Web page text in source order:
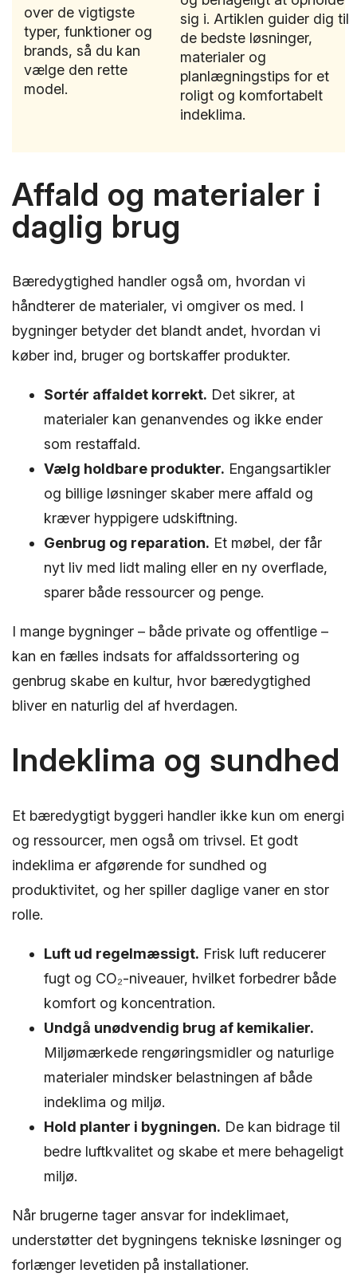
over de vigtigste
typer, funktioner og
brands, så du kan
vælge den rette
model.
sig i. Artiklen guider dig til
de bedste løsninger,
materialer og
planlægningstips for et
roligt og komfortabelt
indeklima.
Affald og materialer i
daglig brug
Bæredygtighed handler også om, hvordan vi
håndterer de materialer, vi omgiver os med. I
bygninger betyder det blandt andet, hvordan vi
køber ind, bruger og bortskaffer produkter.
Sortér affaldet korrekt. Det sikrer, at
materialer kan genanvendes og ikke ender
som restaffald.
Vælg holdbare produkter. Engangsartikler
og billige løsninger skaber mere affald og
kræver hyppigere udskiftning.
Genbrug og reparation. Et møbel, der får
nyt liv med lidt maling eller en ny overflade,
sparer både ressourcer og penge.
I mange bygninger – både private og offentlige –
kan en fælles indsats for affaldssortering og
genbrug skabe en kultur, hvor bæredygtighed
bliver en naturlig del af hverdagen.
Indeklima og sundhed
Et bæredygtigt byggeri handler ikke kun om energi
og ressourcer, men også om trivsel. Et godt
indeklima er afgørende for sundhed og
produktivitet, og her spiller daglige vaner en stor
rolle.
Luft ud regelmæssigt. Frisk luft reducerer
fugt og CO₂-niveauer, hvilket forbedrer både
komfort og koncentration.
Undgå unødvendig brug af kemikalier.
Miljømærkede rengøringsmidler og naturlige
materialer mindsker belastningen af både
indeklima og miljø.
Hold planter i bygningen. De kan bidrage til
bedre luftkvalitet og skabe et mere behageligt
miljø.
Når brugerne tager ansvar for indeklimaet,
understøtter det bygningens tekniske løsninger og
forlænger levetiden på installationer.